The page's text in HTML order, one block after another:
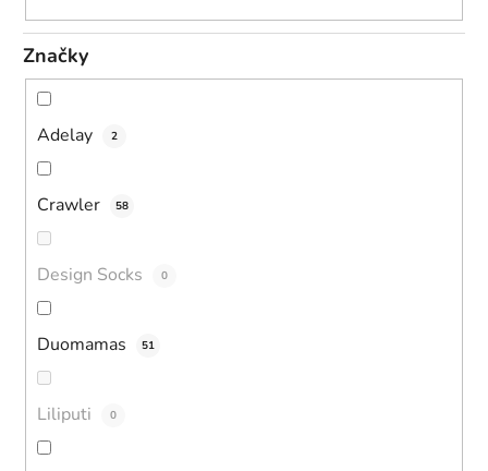
Značky
Adelay 2
Crawler 58
Design Socks 0
Duomamas 51
Liliputi 0